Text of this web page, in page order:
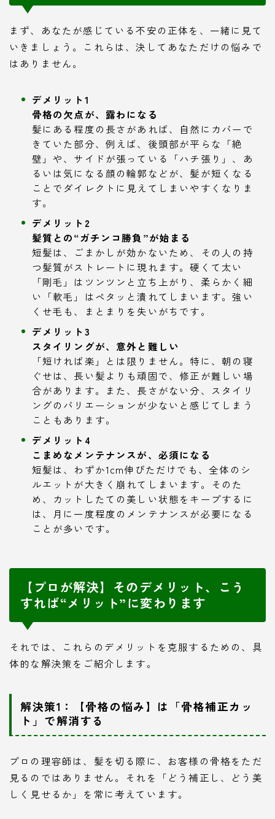
まず、あなたが感じている不安の正体を、一緒に見て
いきましょう。これらは、決してあなただけの悩みで
はありません。
デメリット1
骨格の欠点が、露わになる
髪にある程度の長さがあれば、自然にカバーで
きていた部分、例えば、後頭部が平らな「絶
壁」や、サイドが張っている「ハチ張り」、あ
るいは気になる顔の輪郭などが、髪が短くなる
ことでダイレクトに見えてしまいやすくなりま
す。
デメリット2
髪質との“ガチンコ勝負”が始まる
短髪は、ごまかしが効かないため、その人の持
つ髪質がストレートに現れます。硬くて太い
「剛毛」はツンツンと立ち上がり、柔らかく細
い「軟毛」はペタッと潰れてしまいます。強い
くせ毛も、まとまりを失いがちです。
デメリット3
スタイリングが、意外と難しい
「短ければ楽」とは限りません。特に、朝の寝
ぐせは、長い髪よりも頑固で、修正が難しい場
合があります。また、長さがない分、スタイリ
ングのバリエーションが少ないと感じてしまう
こともあります。
デメリット4
こまめなメンテナンスが、必須になる
短髪は、わずか1cm伸びただけでも、全体のシ
ルエットが大きく崩れてしまいます。そのた
め、カットしたての美しい状態をキープするに
は、月に一度程度のメンテナンスが必要になる
ことが多いです。
【プロが解決】そのデメリット、こう
すれば“メリット”に変わります
それでは、これらのデメリットを克服するための、具
体的な解決策をご紹介します。
解決策1：【骨格の悩み】は「骨格補正カッ
ト」で解消する
プロの理容師は、髪を切る際に、お客様の骨格をただ
見るのではありません。それを「どう補正し、どう美
しく見せるか」を常に考えています。